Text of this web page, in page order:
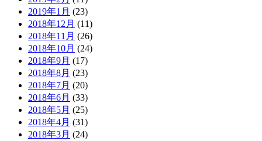
2019年1月 (23)
2018年12月 (11)
2018年11月 (26)
2018年10月 (24)
2018年9月 (17)
2018年8月 (23)
2018年7月 (20)
2018年6月 (33)
2018年5月 (25)
2018年4月 (31)
2018年3月 (24)